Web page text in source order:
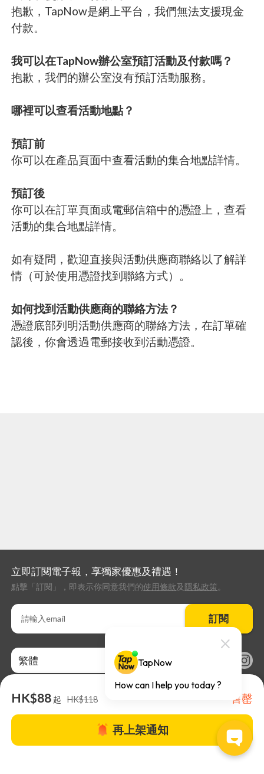
抱歉，TapNow是網上平台，我們無法支援現金
付款。
我可以在TapNow辦公室預訂活動及付款嗎？
抱歉，我們的辦公室沒有預訂活動服務。
哪裡可以查看活動地點？
預訂前
你可以在產品頁面中查看活動的集合地點詳情。
預訂後
你可以在訂單頁面或電郵信箱中的憑證上，查看
活動的集合地點詳情。
如有疑問，歡迎直接與活動供應商聯絡以了解詳
情（可於使用憑證找到聯絡方式）。
如何找到活動供應商的聯絡方法？
憑證底部列明活動供應商的聯絡方法，在訂單確
認後，你會透過電郵接收到活動憑證。
HK$88 起 HK$118 售罄
再上架通知
立即訂閱電子報，享獨家優惠及禮遇！
點擊「訂閱」，即表示你同意我們的使用條款及 隱私政策。
訂閱
繁體
關於TapNow |TapNow Blog |加入成為合作夥伴|網站條款 |幫助